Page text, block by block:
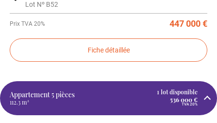
Lot Nº B52
Prix TVA 20% 447 000 €
Fiche détaillée
Appartement 5 pièces
112.3 m²
1 lot disponible
536 000 €
TVA 20%